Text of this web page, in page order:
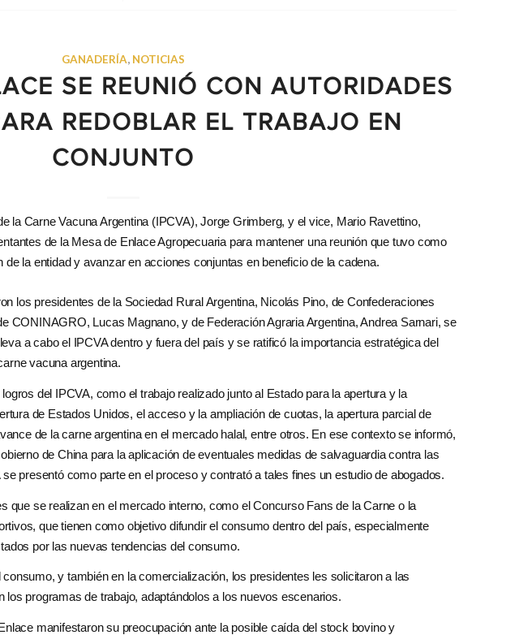
GANADERÍA, NOTICIAS
SE REUNIÓ CON AUTORIDADES
REDOBLAR EL TRABAJO EN
CONJUNTO
la Carne Vacuna Argentina (IPCVA), Jorge Grimberg, y el vice, Mario Ravettino,
de la Mesa de Enlace Agropecuaria para mantener una reunión que tuvo como
la entidad y avanzar en acciones conjuntas en beneficio de la cadena.
los presidentes de la Sociedad Rural Argentina, Nicolás Pino, de Confederaciones
CONINAGRO, Lucas Magnano, y de Federación Agraria Argentina, Andrea Sarnari, se
a cabo el IPCVA dentro y fuera del país y se ratificó la importancia estratégica del
vacuna argentina.
del IPCVA, como el trabajo realizado junto al Estado para la apertura y la
de Estados Unidos, el acceso y la ampliación de cuotas, la apertura parcial de
de la carne argentina en el mercado halal, entre otros. En ese contexto se informó,
de China para la aplicación de eventuales medidas de salvaguardia contra las
presentó como parte en el proceso y contrató a tales fines un estudio de abogados.
que se realizan en el mercado interno, como el Concurso Fans de la Carne o la
que tienen como objetivo difundir el consumo dentro del país, especialmente
por las nuevas tendencias del consumo.
y también en la comercialización, los presidentes les solicitaron a las
los programas de trabajo, adaptándolos a los nuevos escenarios.
manifestaron su preocupación ante la posible caída del stock bovino y